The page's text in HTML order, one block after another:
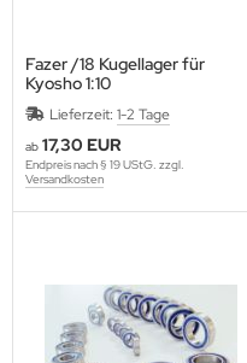
Fazer /18 Kugellager für
Kyosho 1:10
Lieferzeit: 1-2 Tage
ab 17,30 EUR
Endpreis nach § 19 UStG. zzgl.
Versandkosten